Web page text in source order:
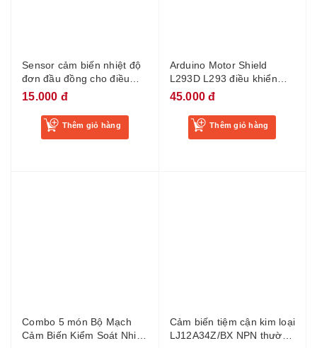
Sensor cảm biến nhiệt độ
đơn đầu đồng cho điều
hòa 5k
15.000 đ
Thêm giỏ hàng
Arduino Motor Shield
L293D L293 điều khiển
động cơ DC
45.000 đ
Thêm giỏ hàng
Combo 5 món Bộ Mạch
Cảm Biến Kiểm Soát Nhiệt
Cảm biến tiệm cận kim loại
LJ12A34Z/BX NPN thường